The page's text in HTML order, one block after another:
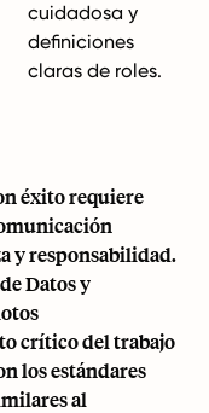
cuidadosa y
definiciones
claras de roles.
éxito requiere
y responsabilidad.
Datos y
crítico del trabajo
los estándares
al